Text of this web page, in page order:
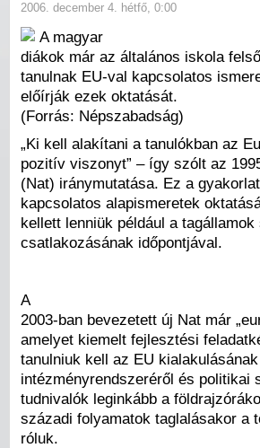
2006. december 4. hétfő, 0:00
A magyar
diákok már az általános iskola
tanulnak EU-val kapcsolatos
előírják ezek oktatását.
(Forrás: Népszabadság)
„Ki kell alakítani a tanulókban az
pozitív viszonyt” – így szólt az
(Nat) iránymutatása. Ez a
kapcsolatos alapismeretek
kellett lenniük például a
csatlakozásának időpontjával.
A
2003-ban bevezetett új Nat már
amelyet kiemelt fejlesztési
tanulniuk kell az EU
intézményrendszeréről és politikai
tudnivalók leginkább a
századi folyamatok taglalásakor a
róluk.